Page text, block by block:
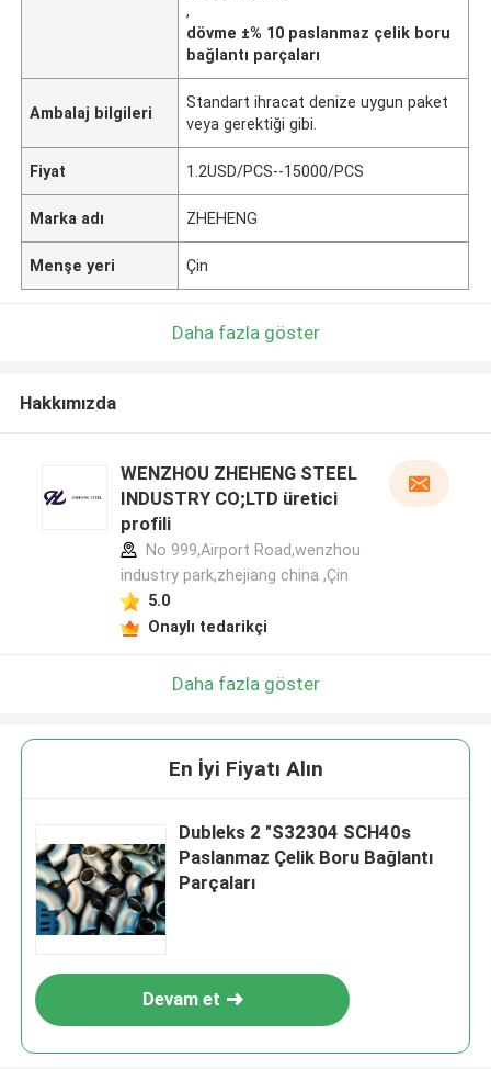
,
dövme ±% 10 paslanmaz çelik boru
bağlantı parçaları
Ambalaj bilgileri
Standart ihracat denize uygun paket
veya gerektiği gibi.
Fiyat 1.2USD/PCS--15000/PCS
Marka adı ZHEHENG
Menşe yeri Çin
Daha fazla göster
Hakkımızda
WENZHOU ZHEHENG STEEL
INDUSTRY CO;LTD üretici
profili
No 999,Airport Road,wenzhou
industry park,zhejiang china ,Çin
5.0
Onaylı tedarikçi
Daha fazla göster
En İyi Fiyatı Alın
Dubleks 2 "S32304 SCH40s
Paslanmaz Çelik Boru Bağlantı
Parçaları
Devam et